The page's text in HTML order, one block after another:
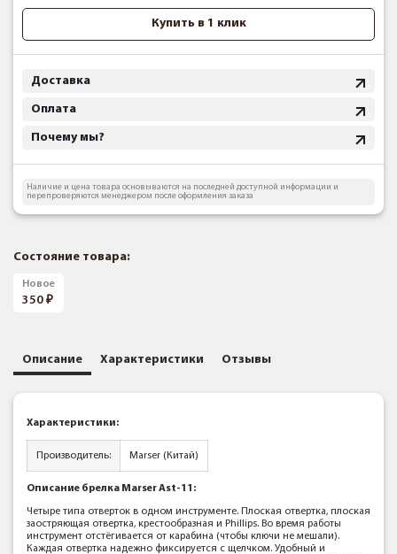
Купить в 1 клик
Доставка
Оплата
Почему мы?
Наличие и цена товара основываются на последней доступной информации и
перепроверяются менеджером после оформления заказа
Состояние товара:
Новое
350
Описание Характеристики Отзывы
Характеристики:
Производитель: Marser (Китай)
Описание брелка Marser Ast-11:
Четыре типа отверток в одном инструменте. Плоская отвертка, плоская
заостряющая отвертка, крестообразная и Phillips. Во время работы
инструмент отстёгивается от карабина (чтобы ключи не мешали).
Каждая отвертка надежно фиксируется с щелчком. Удобный и